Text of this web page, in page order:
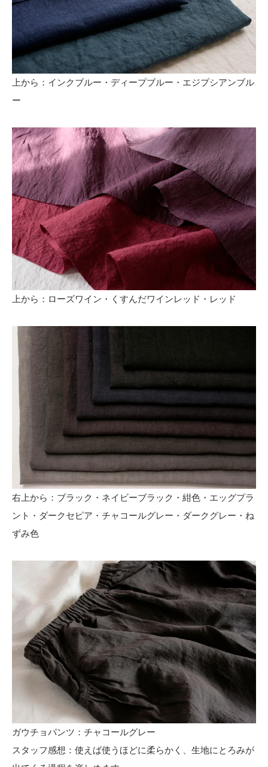
上から：インクブルー・ディープブルー・エジプシアンブル
ー
上から：ローズワイン・くすんだワインレッド・レッド
右上から：ブラック・ネイビーブラック・紺色・エッグプラ
ント・ダークセピア・チャコールグレー・ダークグレー・ね
ずみ色
ガウチョパンツ：チャコールグレー
スタッフ感想：使えば使うほどに柔らかく、生地にとろみが